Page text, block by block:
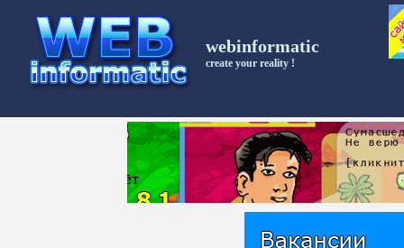
webinformatic
create your reality !